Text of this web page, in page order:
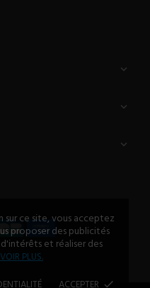
ce site, vous acceptez
proposer des publicités
et réaliser des
PLUS.
ACCEPTER done


